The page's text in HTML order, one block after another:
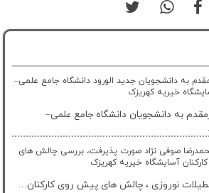
به دانشجویان جدید الورود دانشگاه جامع علمی–
خیریه کهریزک
به دانشجویان دانشگاه جامع علمی–
صوفی نژاد صورت پذیرفت، بررسی چالش های
آسایشگاه خیریه کهریزک
نوروزی ، چالش های پیش روی کارکنان...